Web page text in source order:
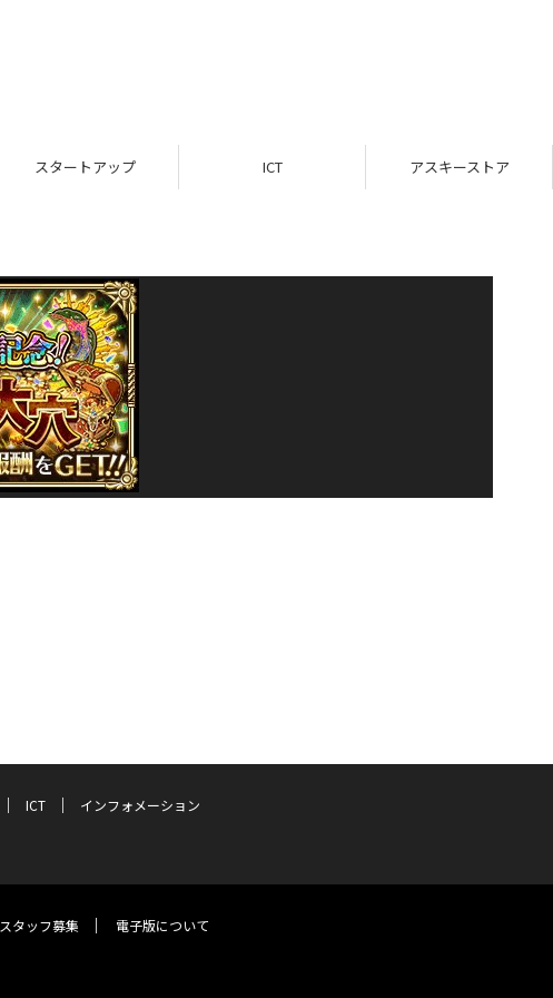
スタートアップ ICT アスキーストア
ICT
インフォメーション
スタッフ募集 電子版について